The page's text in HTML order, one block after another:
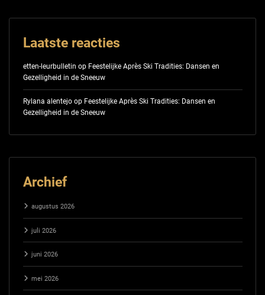
Laatste reacties
etten-leurbulletin op Feestelijke Après Ski Tradities: Dansen en
Gezelligheid in de Sneeuw
Rylana alentejoop Feestelijke Après Ski Tradities: Dansen en
Gezelligheid in de Sneeuw
Archief
augustus 2026
juli 2026
juni 2026
mei 2026